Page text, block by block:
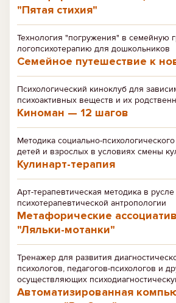
"Пятая стихия"
Технология "погружения" в семейную
логопсихотерапию для дошкольников
Семейное путешествие к
Психологический киноклуб для
психоактивных веществ и их
Киноман — 12 шагов
Методика социально-
детей и взрослых в условиях смены
Кулинарт-терапия
Арт-терапевтическая методика в русле
психотерапевтической антропологии
Метафорические
"Ляльки-мотанки"
Тренажер для развития
психологов, педагогов-психологов и
осуществляющих
Автоматизированная